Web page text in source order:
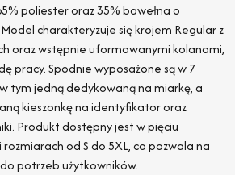
poliester oraz 35% bawełna o
charakteryzuje się krojem Regular z
oraz wstępnie uformowanymi kolanami,
pracy. Spodnie wyposażone są w 7
tym jedną dedykowaną na miarkę, a
kieszonkę na identyfikator oraz
Produkt dostępny jest w pięciu
od S do 5XL, co pozwala na
potrzeb użytkowników.